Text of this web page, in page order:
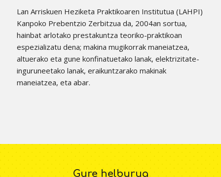
Lan Arriskuen Heziketa Praktikoaren Institutua (LAHPI)
Kanpoko Prebentzio Zerbitzua da, 2004an sortua,
hainbat arlotako prestakuntza teoriko-praktikoan
espezializatu dena; makina mugikorrak maneiatzea,
altuerako eta gune konfinatuetako lanak, elektrizitate-
inguruneetako lanak, eraikuntzarako makinak
maneiatzea, eta abar.
Gure helburua